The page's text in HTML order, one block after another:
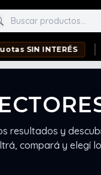
productos
INTERÉS
resultados y
compará y elegí